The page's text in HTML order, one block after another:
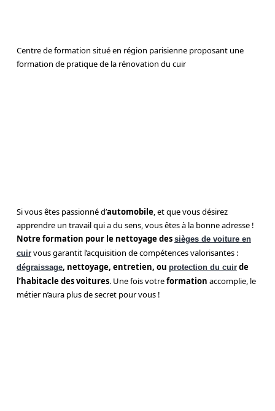
Centre de formation situé en région parisienne proposant une
formation de pratique de la rénovation du cuir
Si vous êtes passionné d’automobile, et que vous désirez
apprendre un travail qui a du sens, vous êtes à la bonne adresse !
Notre formation pour le nettoyage des sièges de voiture en
cuir vous garantit l’acquisition de compétences valorisantes :
dégraissage, nettoyage, entretien, ou protection du cuirde
l’habitacle des voitures. Une fois votreformation accomplie, le
métier n’aura plus de secret pour vous !